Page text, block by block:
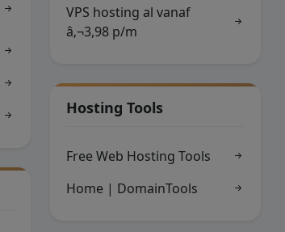
VPS hosting al vanaf
â‚¬3,98 p/m
Hosting Tools
Free Web Hosting Tools
Home | DomainTools